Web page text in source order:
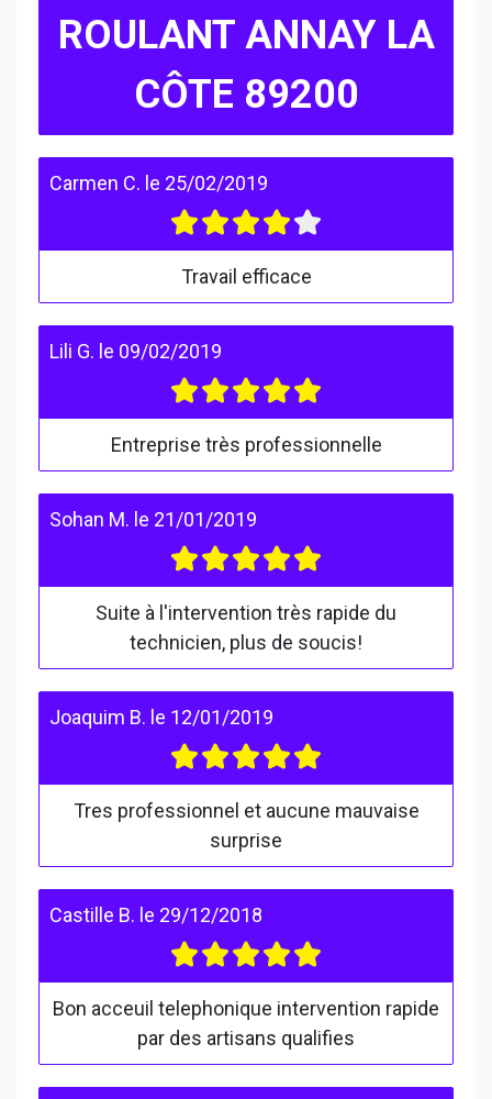
ROULANT ANNAY LA
CÔTE 89200
Carmen C. le 25/02/2019
Travail efficace
Lili G. le 09/02/2019
Entreprise très professionnelle
Sohan M. le 21/01/2019
Suite à l'intervention très rapide du
technicien, plus de soucis!
Joaquim B. le 12/01/2019
Tres professionnel et aucune mauvaise
surprise
Castille B. le 29/12/2018
Bon acceuil telephonique intervention rapide
par des artisans qualifies